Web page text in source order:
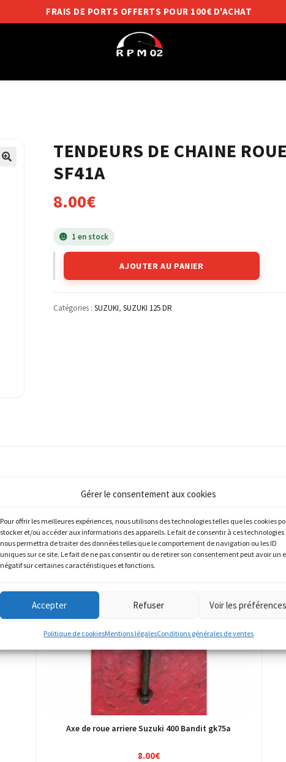
Gérer le consentement aux cookies
Pour offrir les meilleures expériences, nous utilisons des technologies telles que les cookies
stocker et/ou accéder aux informations des appareils. Le fait de consentir à ces technologies
nous permettra de traiter des données telles que le comportement de navigation ou les ID
uniques sur ce site. Le fait de ne pas consentir ou de retirer son consentement peut avoir un
négatif sur certaines caractéristiques et fonctions.
Accepter Refuser Voir les préférences
Politique de cookiesMentions légalesConditions générales de ventes
FRAIS DE PORTS OFFERTS POUR 100€ D'ACHAT
TENDEURS DE CHAINE
SF41A
8.00€
1 en stock
AJOUTER AU PANIER
Catégories : SUZUKI, SUZUKI 125 DR
Axe de roue arriere Suzuki 400 Bandit gk75a
8.00€